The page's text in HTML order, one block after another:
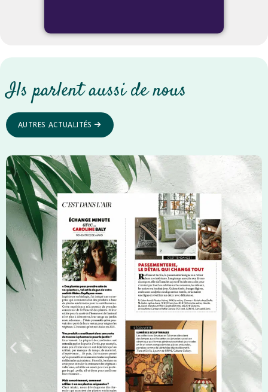
Ils parlent aussi de nous
AUTRES ACTUALITÉS